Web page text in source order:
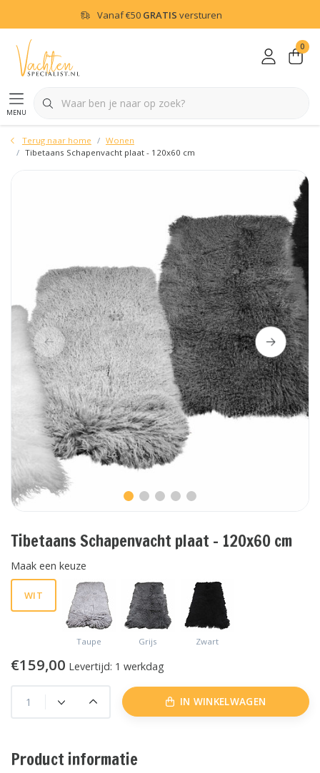
Vanaf€50 GRATIS versturen
menu
0
Terug naar home
Wonen
Tibetaans Schapenvacht plaat - 120x60 cm
Tibetaans Schapenvacht plaat - 120x60 cm
Maak een keuze
WIT
Taupe Grijs Zwart
€159,00 Levertijd: 1 werkdag
IN WINKELWAGEN
Product informatie